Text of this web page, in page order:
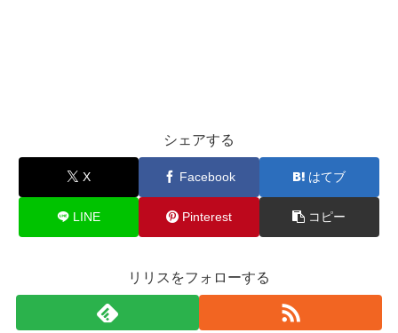
シェアする
X Facebook はてブ
LINE Pinterest コピー
リリスをフォローする